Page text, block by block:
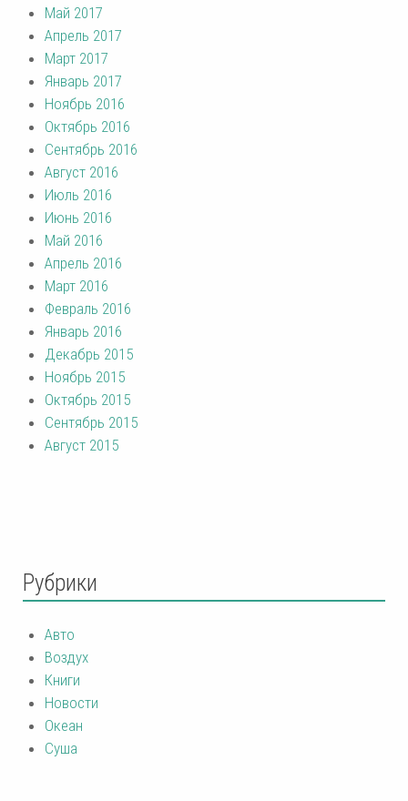
Май 2017
Апрель 2017
Март 2017
Январь 2017
Ноябрь 2016
Октябрь 2016
Сентябрь 2016
Август 2016
Июль 2016
Июнь 2016
Май 2016
Апрель 2016
Март 2016
Февраль 2016
Январь 2016
Декабрь 2015
Ноябрь 2015
Октябрь 2015
Сентябрь 2015
Август 2015
Рубрики
Авто
Воздух
Книги
Новости
Океан
Суша